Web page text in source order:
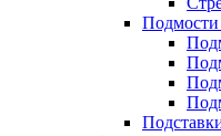
Подмости